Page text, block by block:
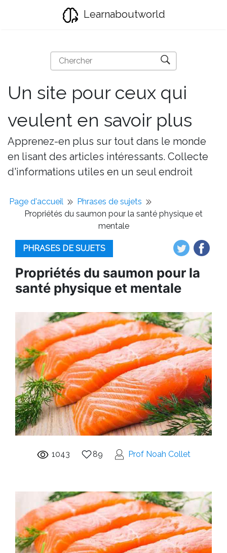
Learnaboutworld
Un site pour ceux qui
veulent en savoir plus
Apprenez-en plus sur tout dans le monde
en lisant des articles intéressants. Collecte
d'informations utiles en un seul endroit
Page d'accueil
Phrases de sujets
Propriétés du saumon pour la santé physique et
mentale
PHRASES DE SUJETS
Propriétés du saumon pour la
santé physique et mentale
1043 89 Prof Noah Collet